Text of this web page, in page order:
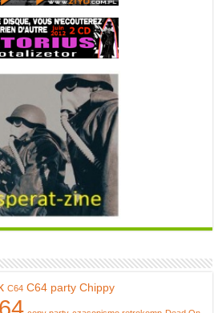
C64 C64 party Chippy